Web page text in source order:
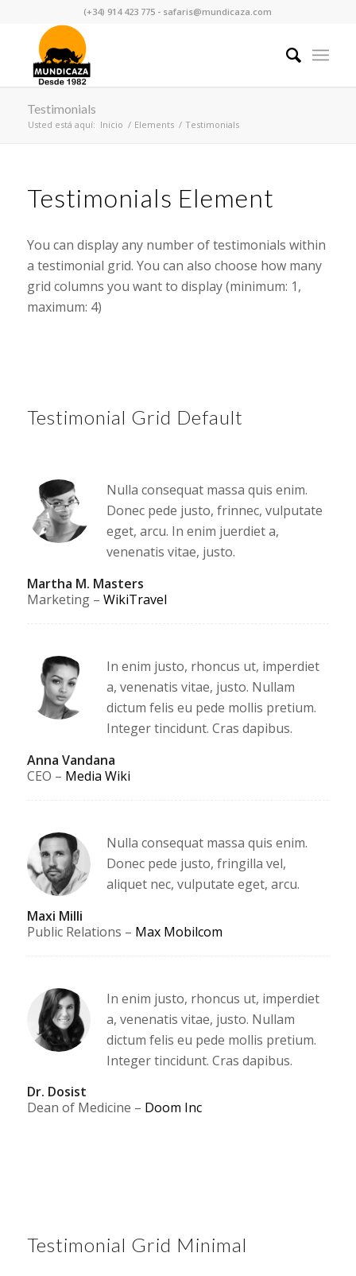
(+34) 914 423 775 - safaris@mundicaza.com
Testimonials
Usted está aquí: Inicio / Elements / Testimonials
Testimonials Element
You can display any number of testimonials within
a testimonial grid. You can also choose how many
grid columns you want to display (minimum: 1,
maximum: 4)
Testimonial Grid Default
Nulla consequat massa quis enim.
Donec pede justo, frinnec, vulputate
eget, arcu. In enim juerdiet a,
venenatis vitae, justo.
Martha M. Masters
Marketing– WikiTravel
In enim justo, rhoncus ut, imperdiet
a, venenatis vitae, justo. Nullam
dictum felis eu pede mollis pretium.
Integer tincidunt. Cras dapibus.
Anna Vandana
CEO – Media Wiki
Nulla consequat massa quis enim.
Donec pede justo, fringilla vel,
aliquet nec, vulputate eget, arcu.
Maxi Milli
Public Relations – Max Mobilcom
In enim justo, rhoncus ut, imperdiet
a, venenatis vitae, justo. Nullam
dictum felis eu pede mollis pretium.
Integer tincidunt. Cras dapibus.
Dr. Dosist
Dean of Medicine – Doom Inc
Testimonial Grid Minimal